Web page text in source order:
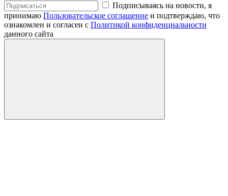
Подписываясь на новости, я
принимаю Пользовательское соглашение и подтверждаю, что
ознакомлен и согласен с Политикой конфиденциальности
данного сайта